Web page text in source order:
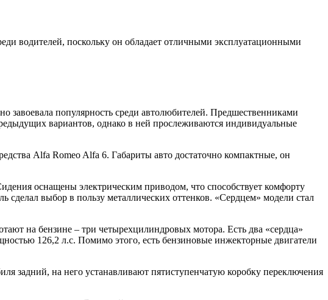
водителей, поскольку он обладает отличными эксплуатационными
завоевала популярность среди автолюбителей. Предшественниками
вариантов, однако в ней прослеживаются индивидуальные
Alfa Romeo Alfa 6. Габариты авто достаточно компактные, он
оснащены электрическим приводом, что способствует комфорту
сделал выбор в пользу металлических оттенков. «Сердцем» модели стал
на бензине – три четырехцилиндровых мотора. Есть два «сердца»
126,2 л.с. Помимо этого, есть бензиновые инжекторные двигатели
задний, на него устанавливают пятиступенчатую коробку переключения